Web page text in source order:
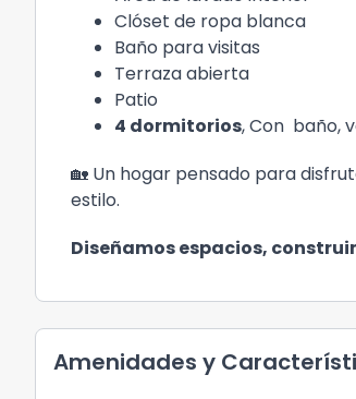
Clóset de ropa blanca
Baño para visitas
Terraza abierta
Patio
4 dormitorios, Con baño,
🏡 Un hogar pensado para
estilo.
Diseñamos espacios,
Amenidades y